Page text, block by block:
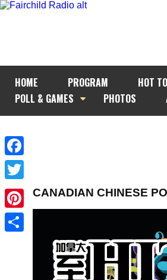
HOME PROGRAM HOT
POLL & GAMES
PHOTOS
Facebook
Twitter
Pinterest
CANADIAN CHINESE